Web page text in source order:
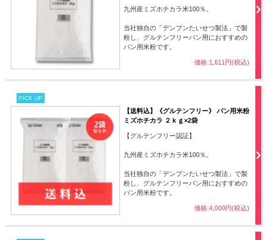
九州産ミズホチカラ米100％。
当社独自の「デンプンたいせつ製法」で製
粉し、グルテンフリーパン用におすすめの
パン用米粉です。
価格:1,611円(税込)
PICK UP
【送料込】《グルテンフリー》 パン用米粉
ミズホチカラ ２ｋｇ×2袋
【グルテンフリー認証】
九州産ミズホチカラ米100％。
当社独自の「デンプンたいせつ製法」で製
粉し、グルテンフリーパン用におすすめの
パン用米粉です。
価格:4,000円(税込)